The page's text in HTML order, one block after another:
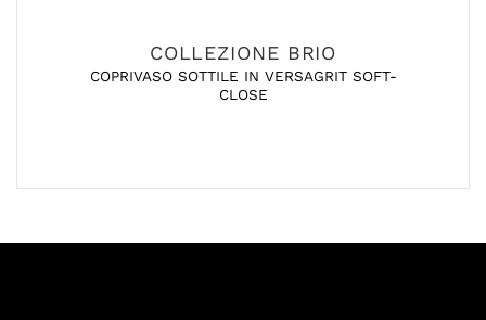
COLLEZIONE BRIO
COPRIVASO SOTTILE IN VERSAGRIT SOFT-
CLOSE